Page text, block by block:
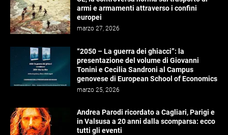
armi e armamenti attraverso i confini
europei
marzo 27, 2026
“2050 – La guerra dei ghiacci”: la
presentazione del volume di Giovanni
Tonini e Cecilia Sandroni al Campus
genovese di European School of Economics
marzo 25, 2026
Andrea Parodi ricordato a Cagliari, Parigi e
in Valsusa a 20 anni dalla scomparsa: ecco
tutti gli eventi